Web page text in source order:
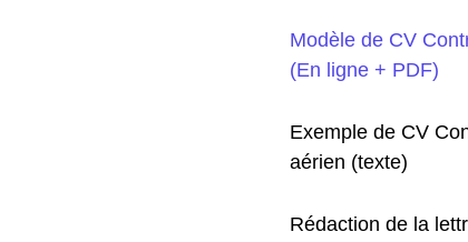
Modèle de CV
(En ligne + PDF)
Exemple de CV
aérien (texte)
Rédaction de la